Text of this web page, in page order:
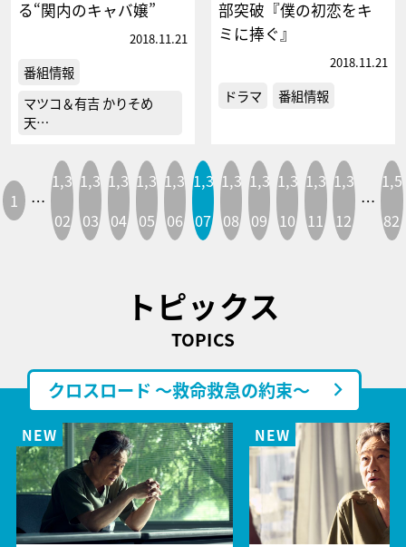
る“関内のキャバ嬢”
2018.11.21
番組情報
マツコ＆有吉 かりそめ
天…
部突破『僕の初恋をキ
ミに捧ぐ』
2018.11.21
ドラマ 番組情報
1 …
1,3
02
1,3
03
1,3
04
1,3
05
1,3
06
1,3
07
1,3
08
1,3
09
1,3
10
1,3
11
1,3
12
…
1,5
82
トピックス
TOPICS
クロスロード ～救命救急の約束～